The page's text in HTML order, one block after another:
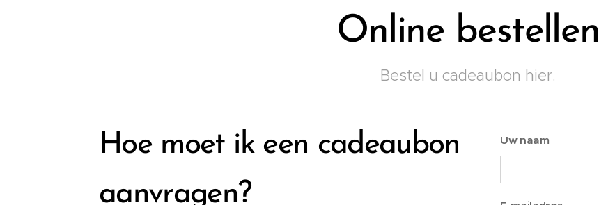
Online bestellen
Bestel u cadeaubon hier.
Hoe moet ik een cadeaubon
aanvragen?
Uw naam